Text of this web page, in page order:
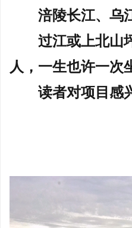
涪陵长江、乌
过江或上北山
人，一生也许一次
读者对项目感